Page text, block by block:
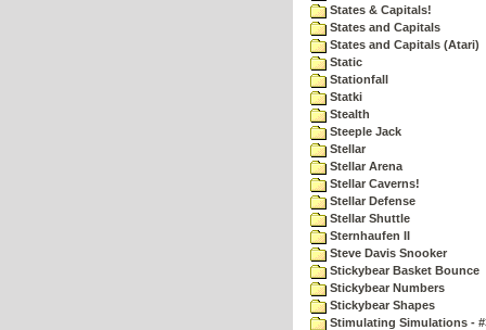
States & Capitals!
States and Capitals
States and Capitals (Atari)
Static
Stationfall
Statki
Stealth
Steeple Jack
Stellar
Stellar Arena
Stellar Caverns!
Stellar Defense
Stellar Shuttle
Sternhaufen II
Steve Davis Snooker
Stickybear Basket Bounce
Stickybear Numbers
Stickybear Shapes
Stimulating Simulations -